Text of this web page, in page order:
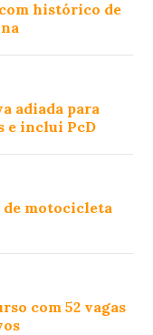
histórico de
adiada para
e inclui PcD
de motocicleta
com 52 vagas